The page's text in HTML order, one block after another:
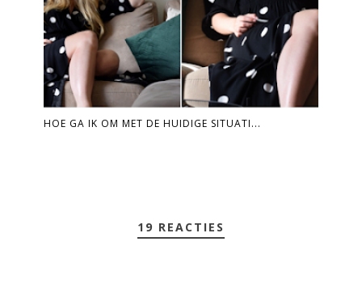
HOE GA IK OM MET DE HUIDIGE SITUATI...
19 REACTIES